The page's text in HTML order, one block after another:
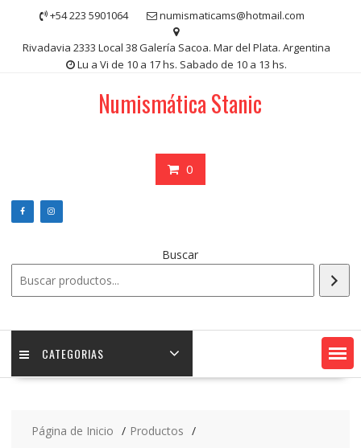
contenido
+54 223 5901064 numismaticams@hotmail.com
Rivadavia 2333 Local 38 Galería Sacoa. Mar del Plata. Argentina
Lu a Vi de 10 a 17 hs. Sabado de 10 a 13 hs.
Numismática Stanic
0
Buscar
CATEGORIAS
Página de Inicio
Productos